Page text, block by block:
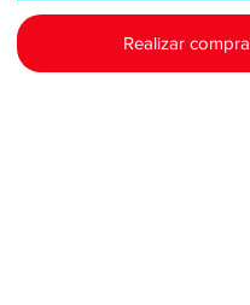
Realizar compra